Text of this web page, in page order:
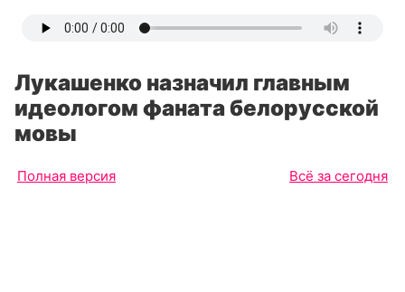
Лукашенко назначил главным
идеологом фаната белорусской
мовы
Полная версия Всё за сегодня